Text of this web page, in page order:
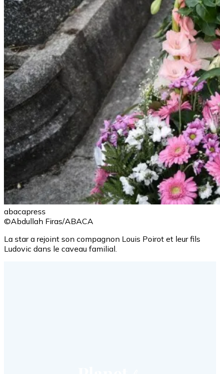
abacapress
©Abdullah Firas/ABACA
La star a rejoint son compagnon Louis Poirot et leur fils
Ludovic dans le caveau familial.